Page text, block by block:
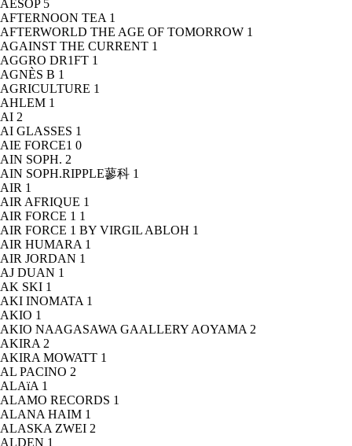
AESOP 5
AFTERNOON TEA 1
AFTERWORLD THE AGE OF TOMORROW 1
AGAINST THE CURRENT 1
AGGRO DR1FT 1
AGNÈS B 1
AGRICULTURE 1
AHLEM 1
AI 2
AI GLASSES 1
AIE FORCE1 0
AIN SOPH. 2
AIN SOPH.RIPPLE蓼科 1
AIR 1
AIR AFRIQUE 1
AIR FORCE 1 1
AIR FORCE 1 BY VIRGIL ABLOH 1
AIR HUMARA 1
AIR JORDAN 1
AJ DUAN 1
AK SKI 1
AKI INOMATA 1
AKIO 1
AKIO NAAGASAWA GAALLERY AOYAMA 2
AKIRA 2
AKIRA MOWATT 1
AL PACINO 2
ALAïA 1
ALAMO RECORDS 1
ALANA HAIM 1
ALASKA ZWEI 2
ALDEN 1